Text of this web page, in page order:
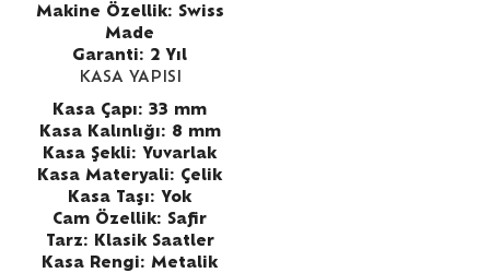
Makine Özellik: Swiss
Made
Garanti: 2 Yıl
KASA YAPISI
Kasa Çapı: 33 mm
Kasa Kalınlığı: 8 mm
Kasa Şekli: Yuvarlak
Kasa Materyali: Çelik
Kasa Taşı: Yok
Cam Özellik: Safir
Tarz: Klasik Saatler
Kasa Rengi: Metalik